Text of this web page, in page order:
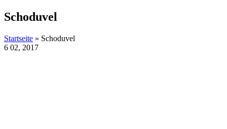
Schoduvel
Startseite » Schoduvel
6 02, 2017